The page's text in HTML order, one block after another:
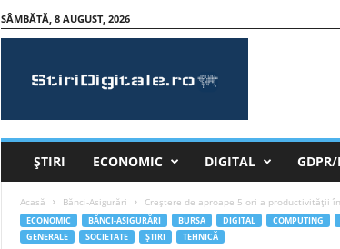
SÂMBĂTĂ, 8 AUGUST, 2026
S
ȘTIRI ECONOMIC DIGITAL GDPR/
Acasă Bănci-Asigurări Creștere de aproape 5 ori a productivității
ECONOMIC BĂNCI-ASIGURĂRI BURSA DIGITAL COMPUTING
GENERALE
SOCIETATE ȘTIRI TEHNICĂ